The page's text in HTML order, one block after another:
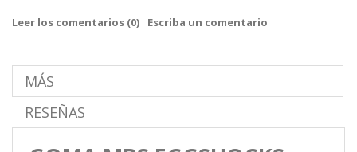
Leer los comentarios (0) Escriba un comentario
MÁS
RESEÑAS